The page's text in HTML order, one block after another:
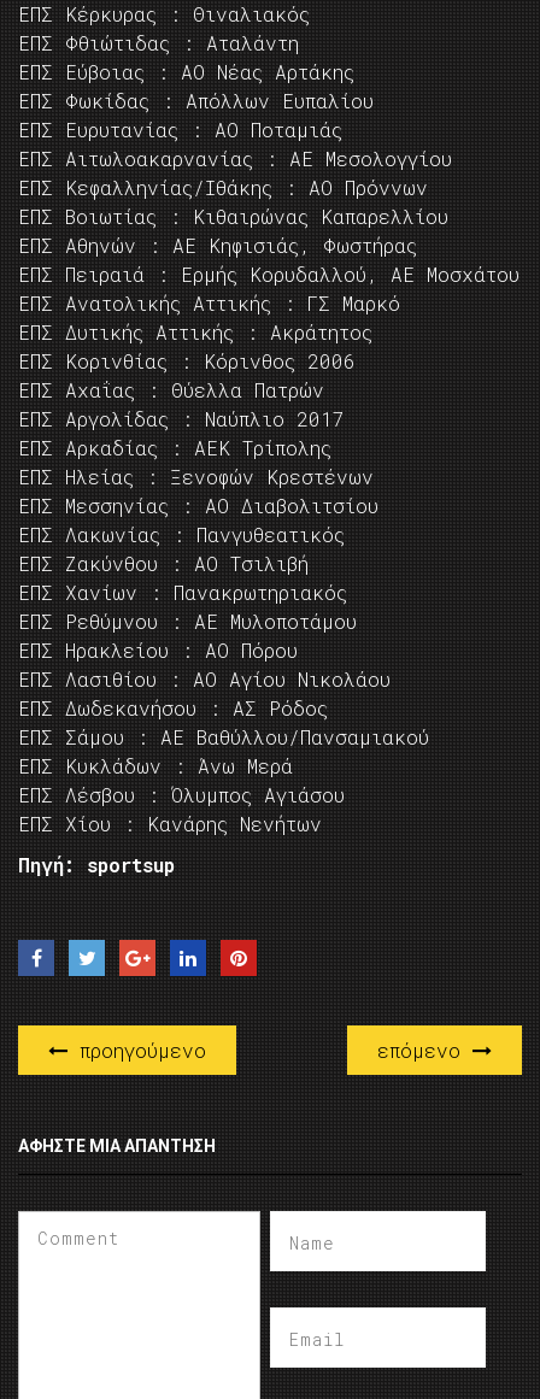
ΕΠΣ Κέρκυρας : Θιναλιακός
ΕΠΣ Φθιώτιδας : Αταλάντη
ΕΠΣ Εύβοιας : ΑΟ Νέας Αρτάκης
ΕΠΣ Φωκίδας : Απόλλων Ευπαλίου
ΕΠΣ Ευρυτανίας : ΑΟ Ποταμιάς
ΕΠΣ Αιτωλοακαρνανίας : ΑΕ Μεσολογγίου
ΕΠΣ Κεφαλληνίας/Ιθάκης : ΑΟ Πρόννων
ΕΠΣ Βοιωτίας : Κιθαιρώνας Καπαρελλίου
ΕΠΣ Αθηνών : ΑΕ Κηφισιάς, Φωστήρας
ΕΠΣ Πειραιά : Ερμής Κορυδαλλού, ΑΕ Μοσχάτου
ΕΠΣ Ανατολικής Αττικής : ΓΣ Μαρκό
ΕΠΣ Δυτικής Αττικής : Ακράτητος
ΕΠΣ Κορινθίας : Κόρινθος 2006
ΕΠΣ Αχαΐας : Θύελλα Πατρών
ΕΠΣ Αργολίδας : Ναύπλιο 2017
ΕΠΣ Αρκαδίας : ΑΕΚ Τρίπολης
ΕΠΣ Ηλείας : Ξενοφών Κρεστένων
ΕΠΣ Μεσσηνίας : ΑΟ Διαβολιτσίου
ΕΠΣ Λακωνίας : Πανγυθεατικός
ΕΠΣ Ζακύνθου : ΑΟ Τσιλιβή
ΕΠΣ Χανίων : Πανακρωτηριακός
ΕΠΣ Ρεθύμνου : ΑΕ Μυλοποτάμου
ΕΠΣ Ηρακλείου : ΑΟ Πόρου
ΕΠΣ Λασιθίου : ΑΟ Αγίου Νικολάου
ΕΠΣ Δωδεκανήσου : ΑΣ Ρόδος
ΕΠΣ Σάμου : ΑΕ Βαθύλλου/Πανσαμιακού
ΕΠΣ Κυκλάδων : Άνω Μερά
ΕΠΣ Λέσβου : Όλυμπος Αγιάσου
ΕΠΣ Χίου : Κανάρης Νενήτων
Πηγή: sportsup
προηγούμενο επόμενο
ΑΦΉΣΤΕ ΜΙΑ ΑΠΆΝΤΗΣΗ